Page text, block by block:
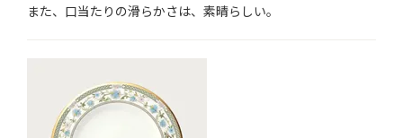
また、口当たりの滑らかさは、素晴らしい。